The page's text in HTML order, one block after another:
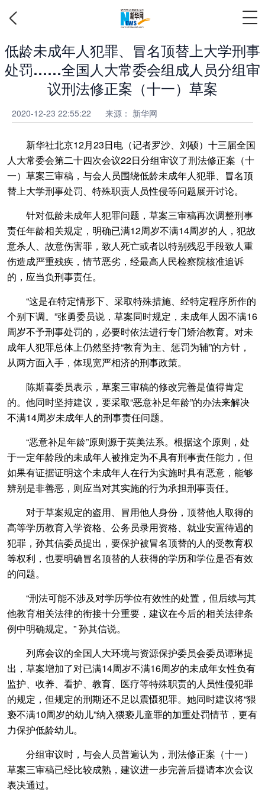
低龄未成年人犯罪、冒名顶替上大学刑事
处罚……全国人大常委会组成人员分组审
议刑法修正案（十一）草案
2020-12-23 22:55:22 来源： 新华网
新华社北京12月23日电（记者罗沙、刘硕）十三届全国
人大常委会第二十四次会议22日分组审议了刑法修正案（十
一）草案三审稿，与会人员围绕低龄未成年人犯罪、冒名顶
替上大学刑事处罚、特殊职责人员性侵等问题展开讨论。
针对低龄未成年人犯罪问题，草案三审稿再次调整刑事
责任年龄相关规定，明确已满12周岁不满14周岁的人，犯故
意杀人、故意伤害罪，致人死亡或者以特别残忍手段致人重
伤造成严重残疾，情节恶劣，经最高人民检察院核准追诉
的，应当负刑事责任。
“这是在特定情形下、采取特殊措施、经特定程序所作的
个别下调。”张勇委员说，草案同时规定，未成年人因不满16
周岁不予刑事处罚的，必要时依法进行专门矫治教育。对未
成年人犯罪总体上仍然坚持“教育为主、惩罚为辅”的方针，
从两方面入手，体现宽严相济的刑事政策。
陈斯喜委员表示，草案三审稿的修改完善是值得肯定
的。他同时坚持建议，要采取“恶意补足年龄”的办法来解决
不满14周岁未成年人的刑事责任问题。
“恶意补足年龄”原则源于英美法系。根据这个原则，处
于一定年龄段的未成年人被推定为不具有刑事责任能力，但
如果有证据证明这个未成年人在行为实施时具有恶意，能够
辨别是非善恶，则应当对其实施的行为承担刑事责任。
对于草案规定的盗用、冒用他人身份，顶替他人取得的
高等学历教育入学资格、公务员录用资格、就业安置待遇的
犯罪，孙其信委员提出，要保护被冒名顶替的人的受教育权
等权利，也要明确冒名顶替的人获得的学历和学位是否有效
的问题。
“刑法可能不涉及对学历学位有效性的处置，但后续与其
他教育相关法律的衔接十分重要，建议在今后的相关法律条
例中明确规定。” 孙其信说。
列席会议的全国人大环境与资源保护委员会委员谭琳提
出，草案增加了对已满14周岁不满16周岁的未成年女性负有
监护、收养、看护、教育、医疗等特殊职责的人员性侵犯罪
的规定，但规定的刑期还不足以震慑犯罪。她同时建议将“猥
亵不满10周岁的幼儿”纳入猥亵儿童罪的加重处罚情节，更有
力保护低龄幼儿。
分组审议时，与会人员普遍认为，刑法修正案（十一）
草案三审稿已经比较成熟，建议进一步完善后提请本次会议
表决通过。